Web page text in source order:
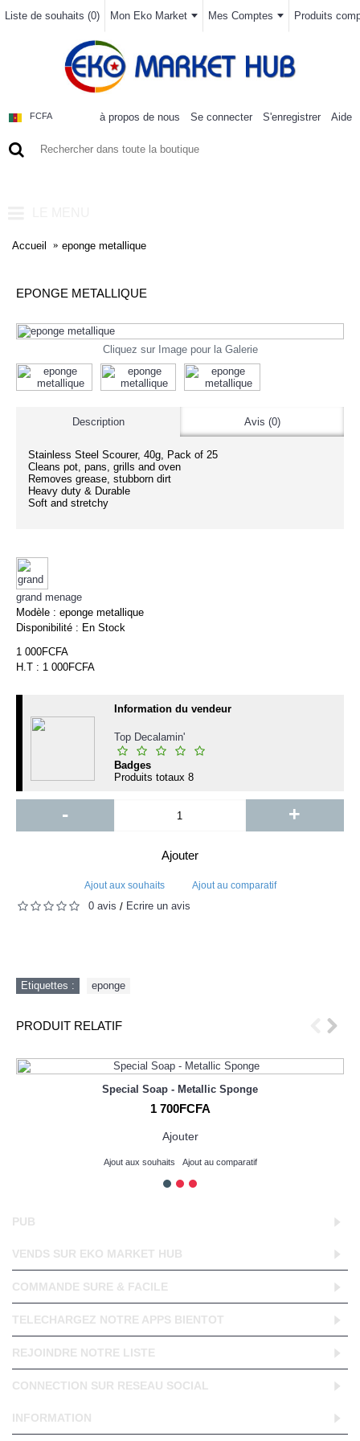
Liste de souhaits (0) Mon Eko Market Mes Comptes Produits
FCFA à propos de nous Se connecter S'enregistrer Aide
Accueil eponge metallique
EPONGE METALLIQUE
Cliquez sur Image pour la Galerie
Description Avis (0)
Stainless Steel Scourer, 40g, Pack of 25
Cleans pot, pans, grills and oven
Removes grease, stubborn dirt
Heavy duty & Durable
Soft and stretchy
grand menage
Modèle : eponge metallique
Disponibilité : En Stock
1 000FCFA
H.T : 1 000FCFA
Information du vendeur
Top Decalamin'
Badges
Produits totaux 8
- +
Ajouter
Ajout aux souhaits Ajout au comparatif
0 avis / Écrire un avis
Etiquettes : eponge
PRODUIT RELATIF
Special Soap - Metallic Sponge
1 700FCFA
Ajouter
Ajout aux souhaits Ajout au comparatif
PUB
VENDS SUR EKO MARKET HUB
COMMANDE SURE & FACILE
TELECHARGEZ NOTRE APPS BIENTOT
REJOINDRE NOTRE LISTE
CONNECTION SUR RESEAU SOCIAL
INFORMATION